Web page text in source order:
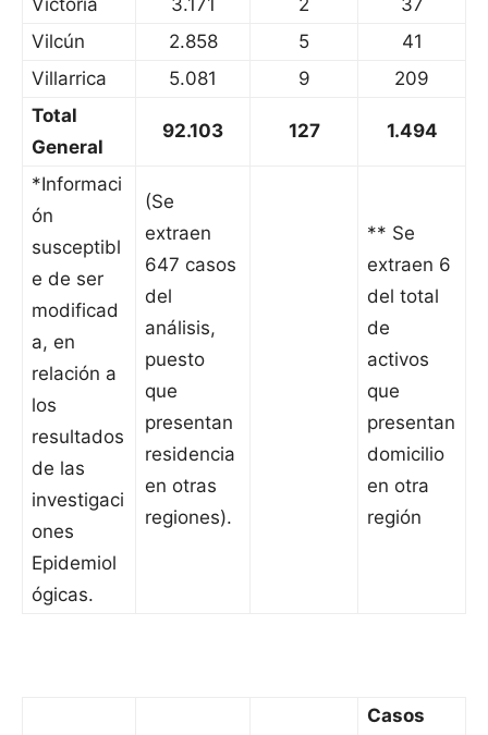
Victoria 3.171 2
37
Vilcún
2.858 5
41
Villarrica
5.081 9
209
Total
General
92.103 127 1.494
*Informaci
ón
susceptibl
e de ser
modificad
a, en
relación a
los
resultados
de las
investigaci
ones
Epidemiol
ógicas.
(Se
extraen
647 casos
del
análisis,
puesto
que
presentan
residencia
en otras
regiones).
** Se
extraen 6
del total
de
activos
que
presentan
domicilio
en otra
región
Casos